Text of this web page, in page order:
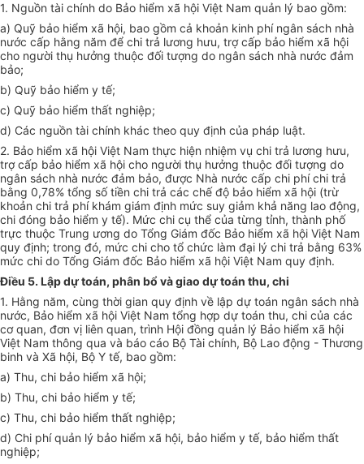
1. Nguồn tài chính do Bảo hiểm xã hội Việt Nam quản lý bao gồm:
a) Quỹ bảo hiểm xã hội, bao gồm cả khoản kinh phí ngân sách nhà
nước cấp hằng năm để chi trả lương hưu, trợ cấp bảo hiểm xã hội
cho người thụ hưởng thuộc đối tượng do ngân sách nhà nước đảm
bảo;
b) Quỹ bảo hiểm y tế;
c) Quỹ bảo hiểm thất nghiệp;
d) Các nguồn tài chính khác theo quy định của pháp luật.
2. Bảo hiểm xã hội Việt Nam thực hiện nhiệm vụ chi trả lương hưu,
trợ cấp bảo hiểm xã hội cho người thụ hưởng thuộc đối tượng do
ngân sách nhà nước đảm bảo, được Nhà nước cấp chi phí chi trả
bằng 0,78% tổng số tiền chi trả các chế độ bảo hiểm xã hội (trừ
khoản chi trả phí khám giám định mức suy giảm khả năng lao động,
chi đóng bảo hiểm y tế). Mức chi cụ thể của từng tỉnh, thành phố
trực thuộc Trung ương do Tổng Giám đốc Bảo hiểm xã hội Việt Nam
quy định; trong đó, mức chi cho tổ chức làm đại lý chi trả bằng 63%
mức chi do Tổng Giám đốc Bảo hiểm xã hội Việt Nam quy định.
Điều 5. Lập dự toán, phân bổ và giao dự toán thu, chi
1. Hằng năm, cùng thời gian quy định về lập dự toán ngân sách nhà
nước, Bảo hiểm xã hội Việt Nam tổng hợp dự toán thu, chi của các
cơ quan, đơn vị liên quan, trình Hội đồng quản lý Bảo hiểm xã hội
Việt Nam thông qua và báo cáo Bộ Tài chính, Bộ Lao động - Thương
binh và Xã hội, Bộ Y tế, bao gồm:
a) Thu, chi bảo hiểm xã hội;
b) Thu, chi bảo hiểm y tế;
c) Thu, chi bảo hiểm thất nghiệp;
d) Chi phí quản lý bảo hiểm xã hội, bảo hiểm y tế, bảo hiểm thất
nghiệp;